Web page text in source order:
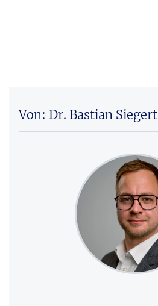
Von: Dr. Bastian Siegert